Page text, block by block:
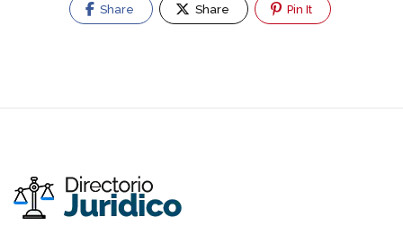
Share Share Pin It